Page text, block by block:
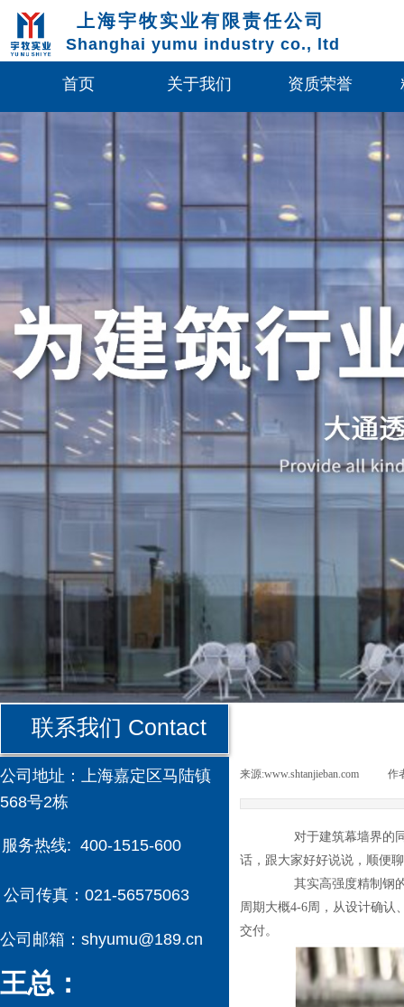
上海宇牧实业有限责任公司
Shanghai yumu industry co., ltd
首页 关于我们 资质荣誉
联系我们 Contact
来源:www.shtanjieban.com 作
对于建筑幕墙界的
话，跟大家好好说说，顺便
其实高强度精制钢
周期大概4-6周，从设计确认
交付。
公司地址： 上海嘉定区马陆镇
568号2栋
公司邮箱： shyumu@189.cn
王总：
公司传真： 021-56575063
服务热线: 400-1515-600